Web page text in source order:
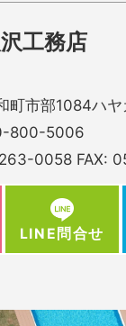
工務店
町市部1084ハ
800-5006
0058 FAX:
LINE問合せ